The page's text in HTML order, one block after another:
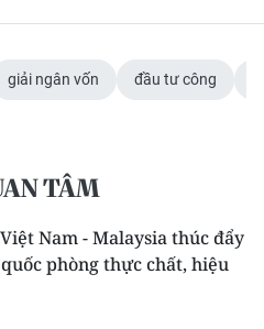
giải ngân vốn đầu tư công
TÂM
Nam - Malaysia thúc đẩy
phòng thực chất, hiệu